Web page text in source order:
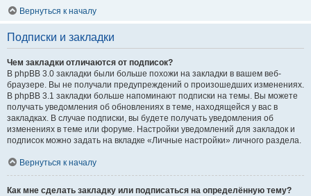
Вернуться к началу
Подписки и закладки
Чем закладки отличаются от подписок?
В phpBB 3.0 закладки были больше похожи на закладки в вашем веб-
браузере. Вы не получали предупреждений о произошедших изменениях.
В phpBB 3.1 закладки больше напоминают подписки на темы. Вы можете
получать уведомления об обновлениях в теме, находящейся у вас в
закладках. В случае подписки, вы будете получать уведомления об
изменениях в теме или форуме. Настройки уведомлений для закладок и
подписок можно задать на вкладке «Личные настройки» личного раздела.
Вернуться к началу
Как мне сделать закладку или подписаться на определённую тему?